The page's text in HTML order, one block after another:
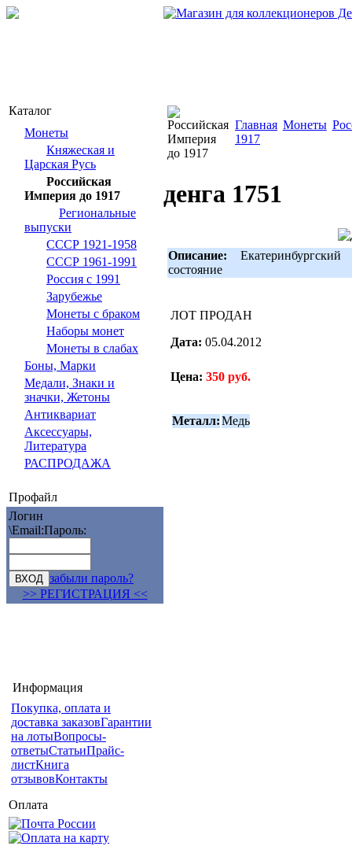
Каталог
Монеты
Княжеская и
Царская Русь
Российская
Империя до 1917
Региональные
выпуски
СССР 1921-1958
СССР 1961-1991
Россия с 1991
Зарубежье
Монеты с браком
Наборы монет
Монеты в слабах
Боны, Марки
Медали, Знаки и
значки, Жетоны
Антиквариат
Аксессуары,
Литература
РАСПРОДАЖА
Профайл
Логин
\Email:Пароль:
забыли пароль?
>> РЕГИСТРАЦИЯ <<
Информация
Покупка, оплата и
доставка заказовГарантии
на лотыВопросы-
ответыСтатьиПрайс-
листКнига
отзывовКонтакты
Оплата
Главная Монеты
1917
денга 1751
Описание:
состояние
ЛОТ ПРОДАН
Дата: 05.04.2012
Цена: 350 руб.
Металл:Медь